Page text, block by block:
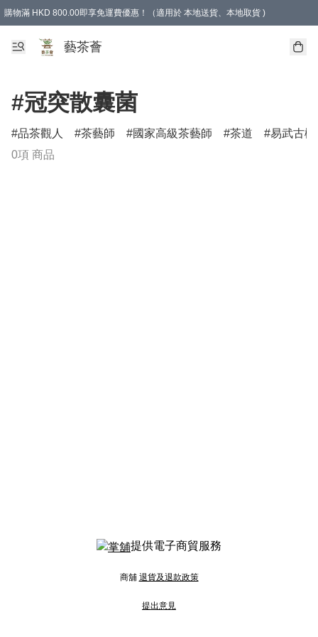
購物滿 HKD 800.00即享免運費優惠！（適用於 本地送貨、本地取貨 )
藝茶薈
#冠突散囊菌
品茶觀人 茶藝師 國家高級茶藝師 茶道
易武古樹
0項 商品
提供電子商貿服務
商舖 退貨及退款政策
提出意見